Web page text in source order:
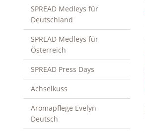
SPREAD Medleys für
Deutschland
SPREAD Medleys für
Österreich
SPREAD Press Days
Achselkuss
Aromapflege Evelyn
Deutsch